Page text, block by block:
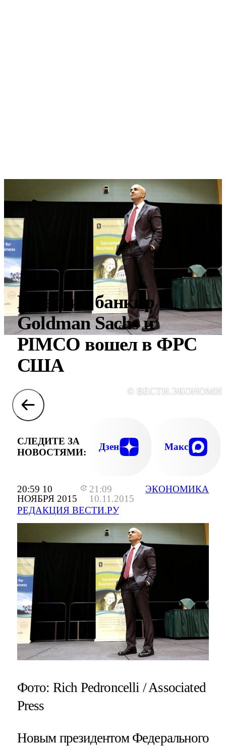
20:59 10
НОЯБРЯ 2015
21:09
10.11.2015
РЕДАКЦИЯ ВЕСТИ.РУ
ЭКОНОМИКА
Бывший банкир
Goldman Sachs и
PIMCO вошел в ФРС
США
©
СЛЕДИТЕ ЗА
НОВОСТЯМИ:
Дзен Макс
Фото: Rich Pedroncelli / Associated
Press
Новым президентом Федерального